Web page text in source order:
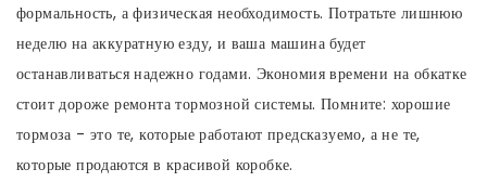
формальность, а физическая необходимость. Потратьте лишнюю
неделю на аккуратную езду, и ваша машина будет
останавливаться надежно годами. Экономия времени на обкатке
стоит дороже ремонта тормозной системы. Помните: хорошие
тормоза - это те, которые работают предсказуемо, а не те,
которые продаются в красивой коробке.